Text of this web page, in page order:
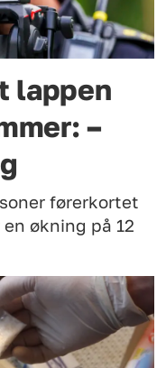
lappen
–
førerkortet
økning på 12